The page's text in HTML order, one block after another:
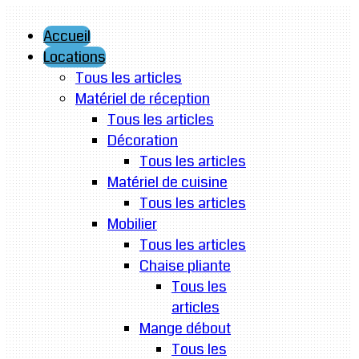
Accueil
Locations
Tous les articles
Matériel de réception
Tous les articles
Décoration
Tous les articles
Matériel de cuisine
Tous les articles
Mobilier
Tous les articles
Chaise pliante
Tous les
articles
Mange débout
Tous les